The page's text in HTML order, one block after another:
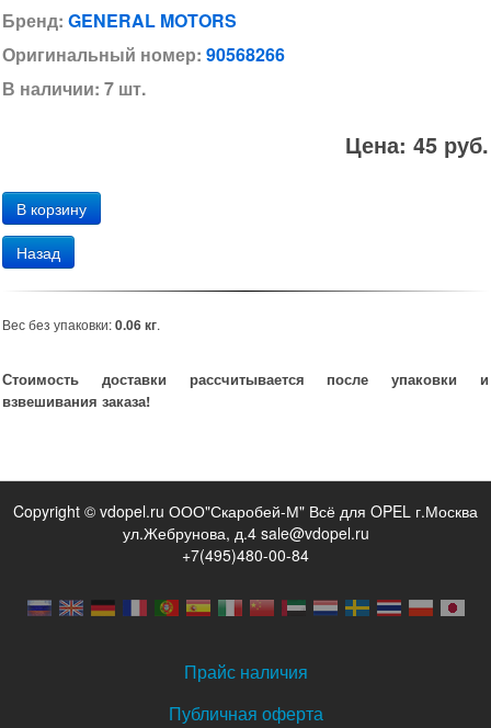
Бренд: GENERAL MOTORS
Оригинальный номер: 90568266
В наличии: 7 шт.
Цена: 45 руб.
Назад
Вес без упаковки:0.06 кг.
Стоимость доставки рассчитывается после упаковки и
взвешивания заказа!
Copyright © vdopel.ru ООО"Скаробей-М" Всё для OPEL г.Москва
ул.Жебрунова, д.4 sale@vdopel.ru
+7(495)480-00-84
Прайс наличия
Публичная оферта